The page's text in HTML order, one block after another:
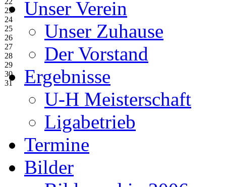
23
24
25
26
27
28
29
30
31
Unser Verein
Unser Zuhause
Der Vorstand
Ergebnisse
U-H Meisterschaft
Ligabetrieb
Termine
Bilder